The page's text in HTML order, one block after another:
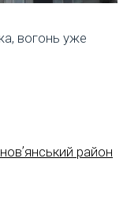
вогонь уже
район